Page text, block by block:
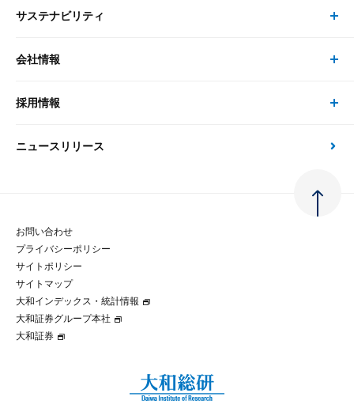
大和総研の強み
先端テクノロジーに基づく新たな価値の創出
政策分析
金融経済教育等
コラム
大和インデックス・統計情報
書籍
セミナー トップ
現在受付中のセミナー・イベント
サステナビリティ
サステナビリティの取り組み
次世代社会への貢献
マルチステークホルダー方針
パートナーシップ構築宣言
会社情報
会社情報 トップ
会社概要・役員一覧
大和総研の歩み
グループ会社
採用情報
採用情報 トップ
経験者採用
ニュースリリース
お問い合わせ
プライバシーポリシー
サイトポリシー
サイトマップ
大和インデックス・統計情報
大和証券グループ本社
大和証券